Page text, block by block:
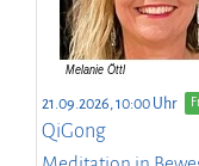
21.09.2026, 10:00 Uhr
QiGong